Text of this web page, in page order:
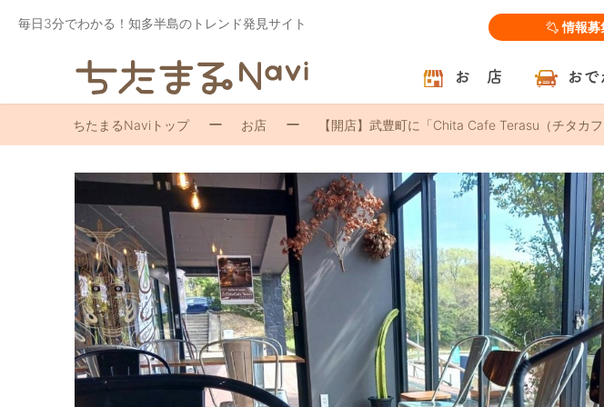
毎日3分でわかる！知多半島のトレンド発見サイト 情報募
お 店 おで
ちたまるNaviトップ お店 【開店】武豊町に「Chita Cafe Terasu（チタカ